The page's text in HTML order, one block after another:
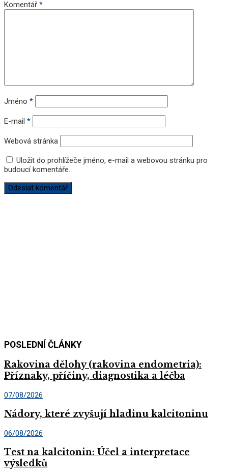
Komentář *
Jméno *
E-mail *
Webová stránka
Uložit do prohlížeče jméno, e-mail a webovou stránku pro
budoucí komentáře.
POSLEDNÍ ČLÁNKY
Rakovina dělohy (rakovina endometria):
Příznaky, příčiny, diagnostika a léčba
07/08/2026
Nádory, které zvyšují hladinu kalcitoninu
06/08/2026
Test na kalcitonin: Účel a interpretace
výsledků